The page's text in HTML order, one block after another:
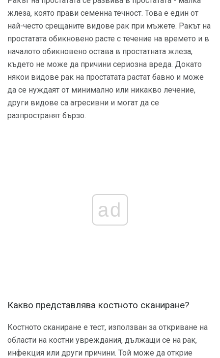
жлеза, която прави семенна течност. Това е един от
най-често срещаните видове рак при мъжете. Ракът на
простатата обикновено расте с течение на времето и в
началото обикновено остава в простатната жлеза,
където не може да причини сериозна вреда. Докато
някои видове рак на простатата растат бавно и може
да се нуждаят от минимално или никакво лечение,
други видове са агресивни и могат да се
разпространят бързо.
ad
Какво представлява костното сканиране?
Костното сканиране е тест, използван за откриване на
области на костни увреждания, дължащи се на рак,
инфекция или други причини. Той може да открие